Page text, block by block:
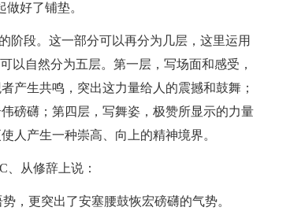
好了铺垫。
段。这一部分可以再分为几层，这里运用
自然分为五层。第一层，写场面和感受，
产生共鸣，突出这力量给人的震撼和鼓舞；
磅礴；第四层，写舞姿，极赞所显示的力量
人产生一种崇高、向上的精神境界。
、从修辞上说：
，更突出了安塞腰鼓恢宏磅礴的气势。